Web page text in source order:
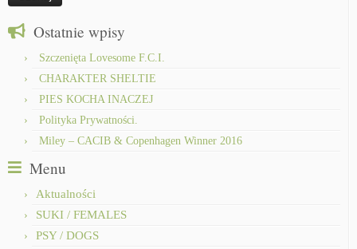
Ostatnie wpisy
Szczenięta Lovesome F.C.I.
CHARAKTER SHELTIE
PIES KOCHA INACZEJ
Polityka Prywatności.
Miley – CACIB & Copenhagen Winner 2016
Menu
Aktualności
SUKI / FEMALES
PSY / DOGS